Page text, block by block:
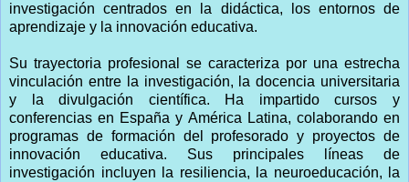
investigación centrados en la didáctica, los entornos de
aprendizaje y la innovación educativa.
Su trayectoria profesional se caracteriza por una estrecha
vinculación entre la investigación, la docencia universitaria
y la divulgación científica. Ha impartido cursos y
conferencias en España y América Latina, colaborando en
programas de formación del profesorado y proyectos de
innovación educativa. Sus principales líneas de
investigación incluyen la resiliencia, la neuroeducación, la